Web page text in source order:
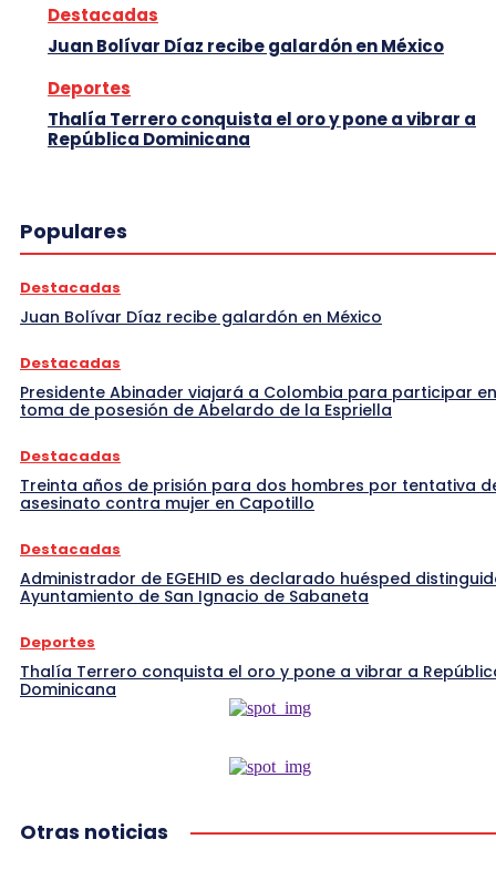
Destacadas
Juan Bolívar Díaz recibe galardón en México
Deportes
Thalía Terrero conquista el oro y pone a vibrar a
República Dominicana
Populares
Destacadas
Juan Bolívar Díaz recibe galardón en México
Destacadas
Presidente Abinader viajará a Colombia para participar
toma de posesión de Abelardo de la Espriella
Destacadas
Treinta años de prisión para dos hombres por tentativa
asesinato contra mujer en Capotillo
Destacadas
Administrador de EGEHID es declarado huésped
Ayuntamiento de San Ignacio de Sabaneta
Deportes
Thalía Terrero conquista el oro y pone a vibrar a
Dominicana
Otras noticias